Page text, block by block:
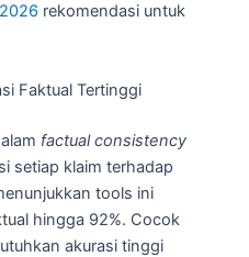
rekomendasi untuk
Faktual Tertinggi
factual consistency
setiap klaim terhadap
tools ini
hingga 92%. Cocok
akurasi tinggi